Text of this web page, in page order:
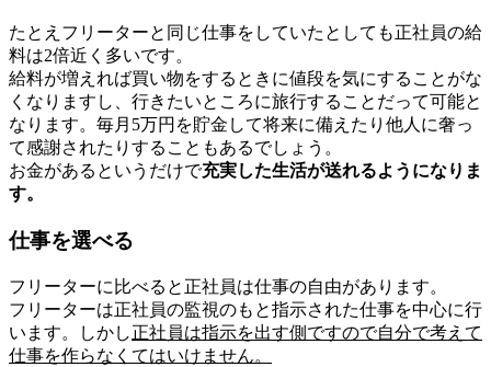
たとえフリーターと同じ仕事をしていたとしても正社員の給
料は2倍近く多いです。
給料が増えれば買い物をするときに値段を気にすることがな
くなりますし、行きたいところに旅行することだって可能と
なります。毎月5万円を貯金して将来に備えたり他人に奢っ
て感謝されたりすることもあるでしょう。
お金があるというだけで充実した生活が送れるようになりま
す。
仕事を選べる
フリーターに比べると正社員は仕事の自由があります。
フリーターは正社員の監視のもと指示された仕事を中心に行
います。しかし正社員は指示を出す側ですので自分で考えて
仕事を作らなくてはいけません。